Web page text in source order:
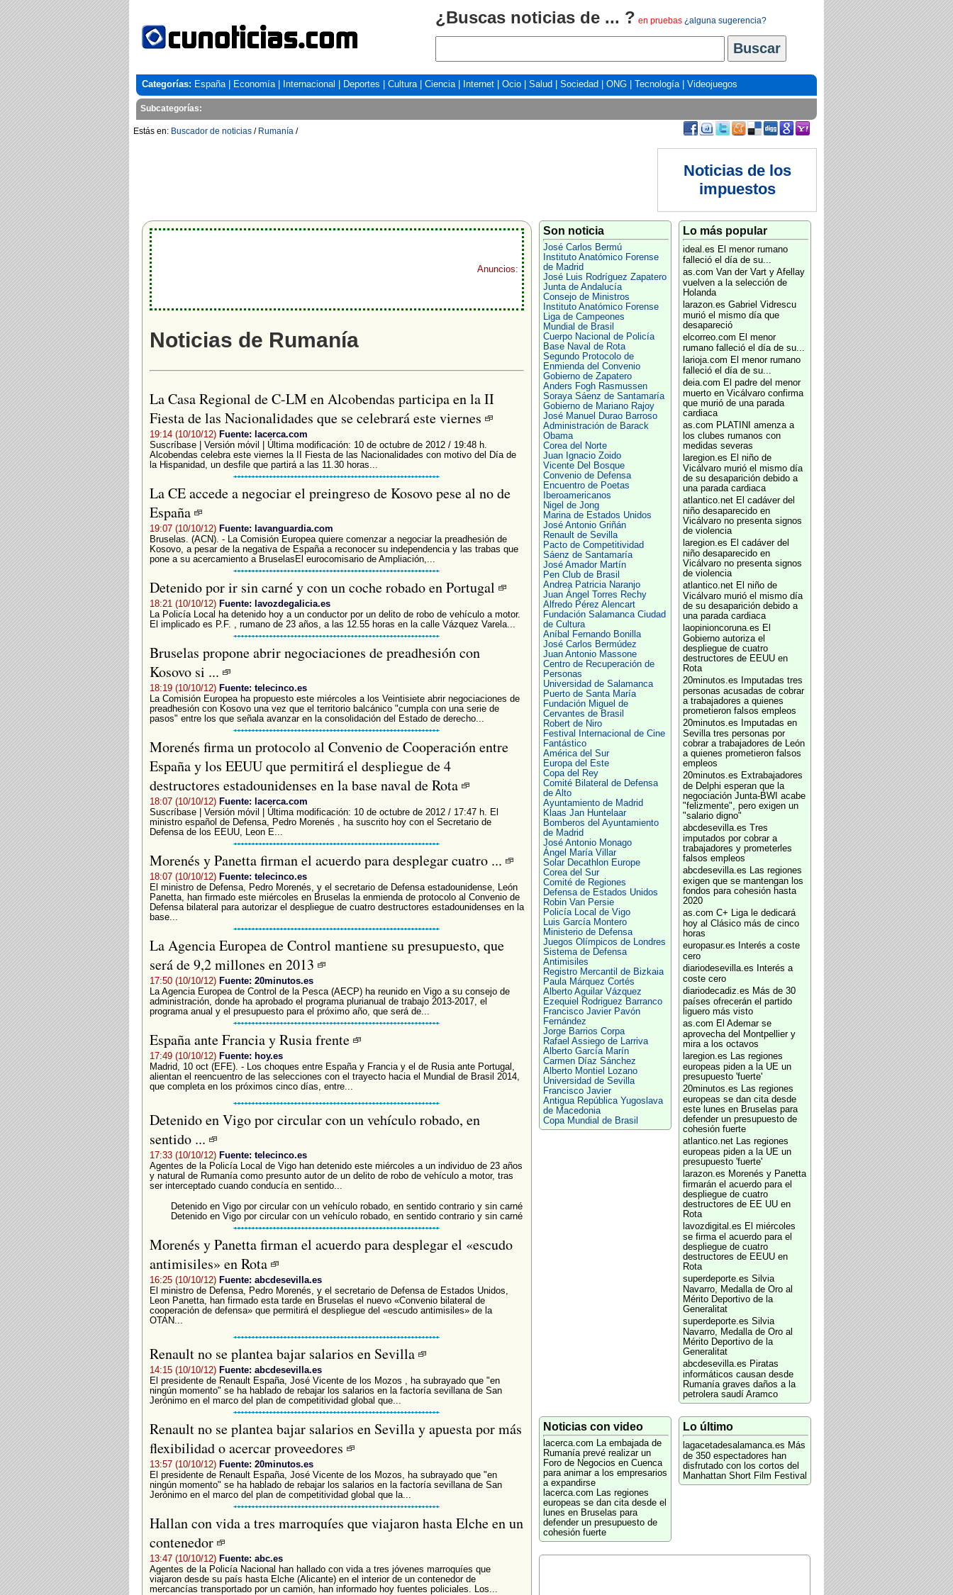
¿Buscas noticias de ... ? en pruebas ¿alguna sugerencia?
Categorías: España| Economía| Internacional Deportes Cultura| Ciencia| Internet Ocio Salud Sociedad ONG Tecnología| Videojuegos
Subcategorías:
Estás en: Buscador de noticias / Rumanía /
Noticias de los
impuestos
Anuncios:
Noticias de Rumanía
La Casa Regional de C-LM en Alcobendas participa en la II
Fiesta de las Nacionalidades que se celebrará este viernes
19:14 (10/10/12) Fuente: lacerca.com
Suscríbase | Versión móvil | Última modificación: 10 de octubre de 2012 / 19:48 h.
Alcobendas celebra este viernes la II Fiesta de las Nacionalidades con motivo del Día de
la Hispanidad, un desfile que partirá a las 11.30 horas...
La CE accede a negociar el preingreso de Kosovo pese al no de
España
19:07 (10/10/12) Fuente: lavanguardia.com
Bruselas. (ACN). - La Comisión Europea quiere comenzar a negociar la preadhesión de
Kosovo, a pesar de la negativa de España a reconocer su independencia y las trabas que
pone a su acercamiento a BruselasEl eurocomisario de Ampliación,...
Detenido por ir sin carné y con un coche robado en Portugal
18:21 (10/10/12) Fuente: lavozdegalicia.es
La Policía Local ha detenido hoy a un conductor por un delito de robo de vehículo a motor.
El implicado es P.F. , rumano de 23 años, a las 12.55 horas en la calle Vázquez Varela...
Bruselas propone abrir negociaciones de preadhesión con
Kosovo si ...
18:19 (10/10/12) Fuente: telecinco.es
La Comisión Europea ha propuesto este miércoles a los Veintisiete abrir negociaciones de
preadhesión con Kosovo una vez que el territorio balcánico "cumpla con una serie de
pasos" entre los que señala avanzar en la consolidación del Estado de derecho...
Morenés firma un protocolo al Convenio de Cooperación entre
España y los EEUU que permitirá el despliegue de 4
destructores estadounidenses en la base naval de Rota
18:07 (10/10/12) Fuente: lacerca.com
Suscríbase | Versión móvil | Última modificación: 10 de octubre de 2012 / 17:47 h. El
ministro español de Defensa, Pedro Morenés , ha suscrito hoy con el Secretario de
Defensa de los EEUU, Leon E...
Morenés y Panetta firman el acuerdo para desplegar cuatro ...
18:07 (10/10/12) Fuente: telecinco.es
El ministro de Defensa, Pedro Morenés, y el secretario de Defensa estadounidense, León
Panetta, han firmado este miércoles en Bruselas la enmienda de protocolo al Convenio de
Defensa bilateral para autorizar el despliegue de cuatro destructores estadounidenses en la
base...
La Agencia Europea de Control mantiene su presupuesto, que
será de 9,2 millones en 2013
17:50 (10/10/12) Fuente: 20minutos.es
La Agencia Europea de Control de la Pesca (AECP) ha reunido en Vigo a su consejo de
administración, donde ha aprobado el programa plurianual de trabajo 2013-2017, el
programa anual y el presupuesto para el próximo año, que será de...
España ante Francia y Rusia frente
17:49 (10/10/12) Fuente: hoy.es
Madrid, 10 oct (EFE). - Los choques entre España y Francia y el de Rusia ante Portugal,
alientan el reencuentro de las selecciones con el trayecto hacia el Mundial de Brasil 2014,
que completa en los próximos cinco días, entre...
Detenido en Vigo por circular con un vehículo robado, en
sentido ...
17:33 (10/10/12) Fuente: telecinco.es
Agentes de la Policía Local de Vigo han detenido este miércoles a un individuo de 23 años
y natural de Rumanía como presunto autor de un delito de robo de vehículo a motor, tras
ser interceptado cuando conducía en sentido...
Detenido en Vigo por circular con un vehículo robado, en sentido contrario y sin carné
Detenido en Vigo por circular con un vehículo robado, en sentido contrario y sin carné
Morenés y Panetta firman el acuerdo para desplegar el «escudo
antimisiles» en Rota
16:25 (10/10/12) Fuente: abcdesevilla.es
El ministro de Defensa, Pedro Morenés, y el secretario de Defensa de Estados Unidos,
Leon Panetta, han firmado esta tarde en Bruselas el nuevo «Convenio bilateral de
cooperación de defensa» que permitirá el despliegue del «escudo antimisiles» de la
OTAN...
Renault no se plantea bajar salarios en Sevilla
14:15 (10/10/12) Fuente: abcdesevilla.es
El presidente de Renault España, José Vicente de los Mozos , ha subrayado que "en
ningún momento" se ha hablado de rebajar los salarios en la factoría sevillana de San
Jerónimo en el marco del plan de competitividad global que...
Renault no se plantea bajar salarios en Sevilla y apuesta por más
flexibilidad o acercar proveedores
13:57 (10/10/12) Fuente: 20minutos.es
El presidente de Renault España, José Vicente de los Mozos, ha subrayado que "en
ningún momento" se ha hablado de rebajar los salarios en la factoría sevillana de San
Jerónimo en el marco del plan de competitividad global que la...
Hallan con vida a tres marroquíes que viajaron hasta Elche en un
contenedor
13:47 (10/10/12) Fuente: abc.es
Agentes de la Policía Nacional han hallado con vida a tres jóvenes marroquíes que
viajaron desde su país hasta Elche (Alicante) en el interior de un contenedor de
mercancías transportado por un camión, han informado hoy fuentes policiales. Los...
Son noticia
José Carlos Bermú
Instituto Anatómico Forense
de Madrid
José Luis Rodríguez Zapatero
Junta de Andalucía
Consejo de Ministros
Instituto Anatómico Forense
Liga de Campeones
Mundial de Brasil
Cuerpo Nacional de Policía
Base Naval de Rota
Segundo Protocolo de
Enmienda del Convenio
Gobierno de Zapatero
Anders Fogh Rasmussen
Soraya Sáenz de Santamaría
Gobierno de Mariano Rajoy
José Manuel Durao Barroso
Administración de Barack
Obama
Corea del Norte
Juan Ignacio Zoido
Vicente Del Bosque
Convenio de Defensa
Encuentro de Poetas
Iberoamericanos
Nigel de Jong
Marina de Estados Unidos
José Antonio Griñán
Renault de Sevilla
Pacto de Competitividad
Sáenz de Santamaría
José Amador Martín
Pen Club de Brasil
Andrea Patricia Naranjo
Juan Ángel Torres Rechy
Alfredo Pérez Alencart
Fundación Salamanca Ciudad
de Cultura
Aníbal Fernando Bonilla
José Carlos Bermúdez
Juan Antonio Massone
Centro de Recuperación de
Personas
Universidad de Salamanca
Puerto de Santa María
Fundación Miguel de
Cervantes de Brasil
Robert de Niro
Festival Internacional de Cine
Fantástico
América del Sur
Europa del Este
Copa del Rey
Comité Bilateral de Defensa
de Alto
Ayuntamiento de Madrid
Klaas Jan Huntelaar
Bomberos del Ayuntamiento
de Madrid
José Antonio Monago
Ángel María Villar
Solar Decathlon Europe
Corea del Sur
Comité de Regiones
Defensa de Estados Unidos
Robin Van Persie
Policía Local de Vigo
Luis García Montero
Ministerio de Defensa
Juegos Olímpicos de Londres
Sistema de Defensa
Antimisiles
Registro Mercantil de Bizkaia
Paula Márquez Cortés
Alberto Aguilar Vázquez
Ezequiel Rodriguez Barranco
Francisco Javier Pavón
Fernández
Jorge Barrios Corpa
Rafael Assiego de Larriva
Alberto García Marín
Carmen Díaz Sánchez
Alberto Montiel Lozano
Universidad de Sevilla
Francisco Javier
Antigua República Yugoslava
de Macedonia
Copa Mundial de Brasil
Lo más popular
ideal.es El menor rumano
falleció el día de su...
as.com Van der Vart y Afellay
vuelven a la selección de
Holanda
larazon.es Gabriel Vidrescu
murió el mismo día que
desapareció
elcorreo.com El menor
rumano falleció el día de su...
larioja.com El menor rumano
falleció el día de su...
deia.com El padre del menor
muerto en Vicálvaro confirma
que murió de una parada
cardiaca
as.com PLATINI amenza a
los clubes rumanos con
medidas severas
laregion.es El niño de
Vicálvaro murió el mismo día
de su desaparición debido a
una parada cardiaca
atlantico.net El cadáver del
niño desaparecido en
Vicálvaro no presenta signos
de violencia
laregion.es El cadáver del
niño desaparecido en
Vicálvaro no presenta signos
de violencia
atlantico.net El niño de
Vicálvaro murió el mismo día
de su desaparición debido a
una parada cardiaca
laopinioncoruna.es El
Gobierno autoriza el
despliegue de cuatro
destructores de EEUU en
Rota
20minutos.es
Imputadas tres
personas acusadas de cobrar
a trabajadores a quienes
prometieron falsos empleos
20minutos.es
Imputadas en
Sevilla tres personas por
cobrar a trabajadores de León
a quienes prometieron falsos
empleos
20minutos.es Extrabajadores
de Delphi esperan que la
negociación Junta-BWI acabe
"felizmente", pero exigen un
"salario digno"
abcdesevilla.es
Tres
imputados por cobrar a
trabajadores y prometerles
falsos empleos
abcdesevilla.es Las regiones
exigen que se mantengan los
fondos para cohesión hasta
2020
as.com C+ Liga le dedicará
hoy al Clásico más de cinco
horas
europasur.es
Interés a coste
cero
diariodesevilla.es
Interés a
coste cero
diariodecadiz.es Más de 30
países ofrecerán el partido
liguero más visto
as.com El Ademar se
aprovecha del Montpellier y
mira a los octavos
laregion.es Las regiones
europeas piden a la UE un
presupuesto 'fuerte'
20minutos.es Las regiones
europeas se dan cita desde
este lunes en Bruselas para
defender un presupuesto de
cohesión fuerte
atlantico.net Las regiones
europeas piden a la UE un
presupuesto 'fuerte'
larazon.es Morenés y Panetta
firmarán el acuerdo para el
despliegue de cuatro
destructores de EE UU en
Rota
lavozdigital.es El miércoles
se firma el acuerdo para el
despliegue de cuatro
destructores de EEUU en
Rota
superdeporte.es Silvia
Navarro, Medalla de Oro al
Mérito Deportivo de la
Generalitat
superdeporte.es Silvia
Navarro, Medalla de Oro al
Mérito Deportivo de la
Generalitat
abcdesevilla.es Piratas
informáticos causan desde
Rumanía graves daños a la
petrolera saudí Aramco
Noticias con video
lacerca.com La embajada de
Rumanía prevé realizar un
Foro de Negocios en Cuenca
para animar a los empresarios
a expandirse
lacerca.com Las regiones
europeas se dan cita desde el
lunes en Bruselas para
defender un presupuesto de
cohesión fuerte
Lo último
lagacetadesalamanca.es Más
de 350 espectadores han
disfrutado con los cortos del
Manhattan Short Film Festival